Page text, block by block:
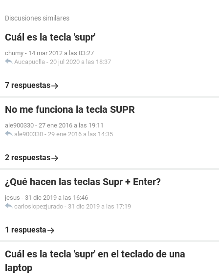
Discusiones similares
Cuál es la tecla 'supr'
chumy - 14 mar 2012 a las 03:27
Aucapuclla - 20 jul 2020 a las 18:37
7 respuestas
No me funciona la tecla SUPR
ale900330 - 27 ene 2016 a las 19:11
ale900330 - 29 ene 2016 a las 14:35
2 respuestas
¿Qué hacen las teclas Supr + Enter?
jesus - 31 dic 2019 a las 16:46
carloslopezjurado - 31 dic 2019 a las 17:19
1 respuesta
Cuál es la tecla 'supr' en el teclado de una
laptop